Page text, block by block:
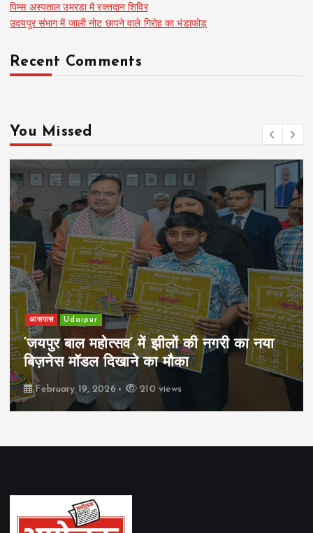
पिम्स अस्पताल उमरडा में रक्तदान शिविर
उदयपुर संभाग में जाली नोट छापने वाले गिरोह का भंडाफोड़
Recent Comments
You Missed
खेल Udaipur
पिम्स मेवाड़ कप 2026: क्रॉसवर्ड व आदित्यम
रियल स्टेट्स ने मुकाबले जीते
February 19, 2026 162 views